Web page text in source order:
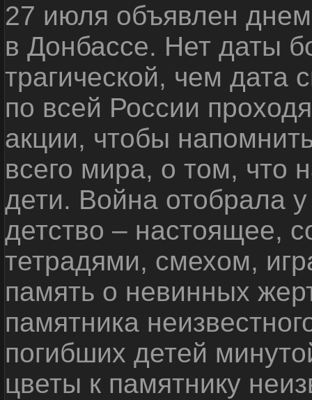
27 июля объявлен
в Донбассе. Нет даты
трагической, чем дата
по всей России
акции, чтобы
всего мира, о том, что
дети. Война отобрала
детство – настоящее,
тетрадями, смехом,
память о невинных
памятника
погибших детей
цветы к памятнику